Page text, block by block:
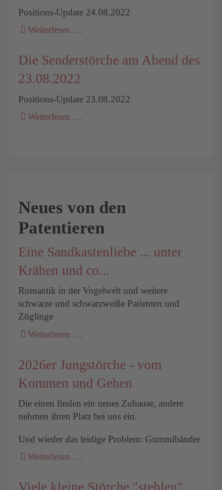
Positions-Update 24.08.2022
Weiterlesen …
Die Senderstörche am Abend des
23.08.2022
Positions-Update 23.08.2022
Weiterlesen …
Neues von den
Patentieren
Eine Sandkastenliebe ... unter
Krähen und co...
Romantik in der Vogelwelt und weitere
schwarze und schwarzweiße Patienten und
Zöglinge
Weiterlesen …
2026er Jungstörche - vom
Kommen und Gehen
Die einen finden ein neues Zuhause, andere
nehmen ihren Platz bei uns ein.
Und wieder das leidige Problem: Gummibänder
Weiterlesen …
Viele kleine Störche "stehlen"